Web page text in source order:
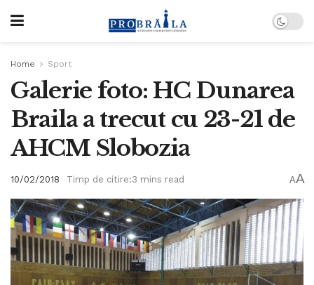
Home Sport
Galerie foto: HC Dunarea
Braila a trecut cu 23-21 de
AHCM Slobozia
10/02/2018 Timp de citire:3 mins read AA